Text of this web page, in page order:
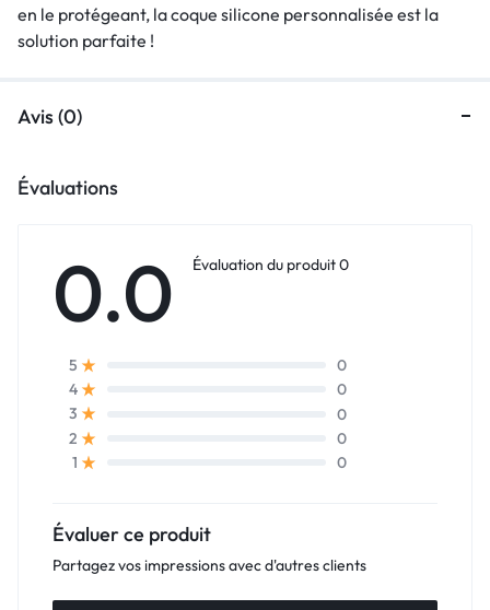
en le protégeant, la coque silicone personnalisée est la
solution parfaite !
Avis (0)
Évaluations
0.0 Évaluation du produit 0
5
0
4
0
3
0
2
0
1
0
Évaluer ce produit
Partagez vos impressions avec d'autres clients